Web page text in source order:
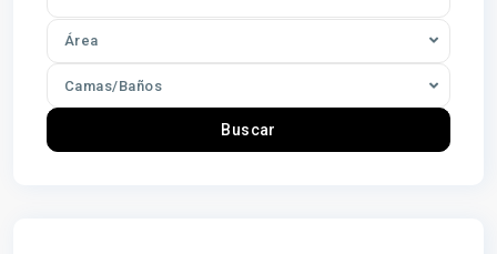
Área
Camas/Baños
Buscar